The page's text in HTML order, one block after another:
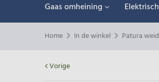
Gaas omheining
Home In de winkel Patura
Vorige